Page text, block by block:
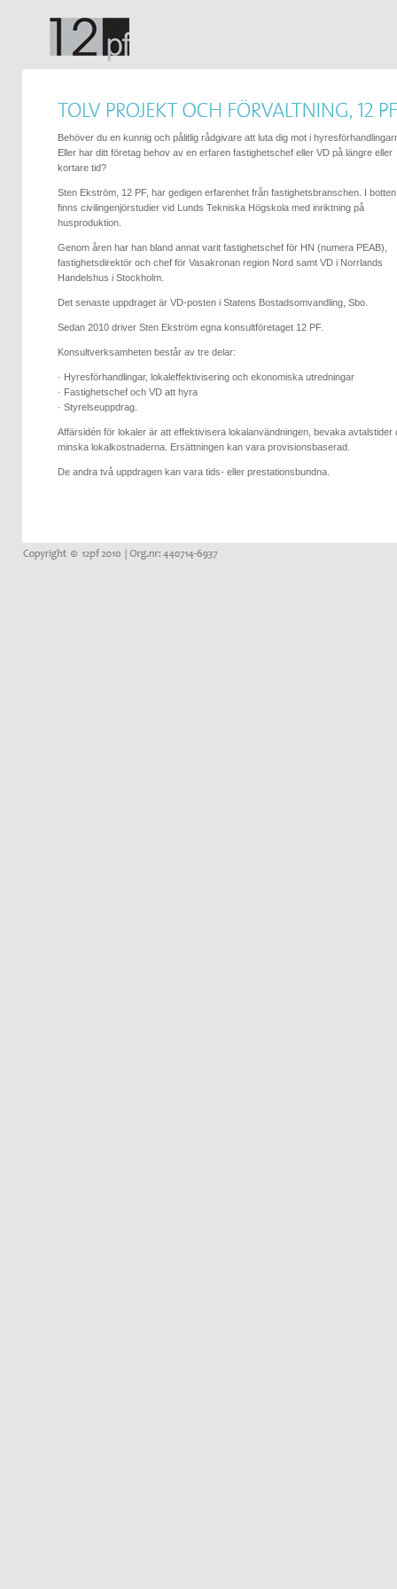
Behöver du en kunnig och pålitlig rådgivare att luta dig mot i
Eller har ditt företag behov av en erfaren fastighetschef eller VD på längre eller
kortare tid?
Sten Ekström, 12 PF, har gedigen erfarenhet från fastighetsbranschen. I botten
finns civilingenjörstudier vid Lunds Tekniska Högskola med inriktning på
husproduktion.
Genom åren har han bland annat varit fastighetschef för HN (numera PEAB),
fastighetsdirektör och chef för Vasakronan region Nord samt VD i Norrlands
Handelshus i Stockholm.
Det senaste uppdraget är VD-posten i Statens Bostadsomvandling, Sbo.
Sedan 2010 driver Sten Ekström egna konsultföretaget 12 PF.
Konsultverksamheten består av tre delar:
· Hyresförhandlingar, lokaleffektivisering och ekonomiska utredningar
· Fastighetschef och VD att hyra
· Styrelseuppdrag.
Affärsidén för lokaler är att effektivisera lokalanvändningen, bevaka avtalstider
minska lokalkostnaderna. Ersättningen kan vara provisionsbaserad.
De andra två uppdragen kan vara tids- eller prestationsbundna.